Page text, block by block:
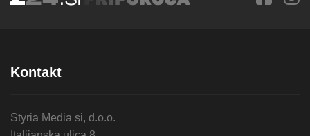
Kontakt
Styria Media si, d.o.o.